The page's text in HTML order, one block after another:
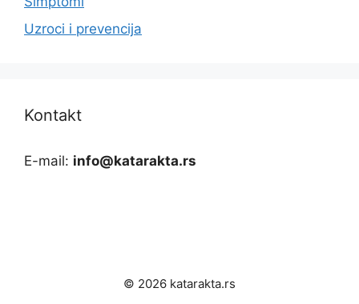
Uzroci i prevencija
Kontakt
E-mail: info@katarakta.rs
© 2026 katarakta.rs